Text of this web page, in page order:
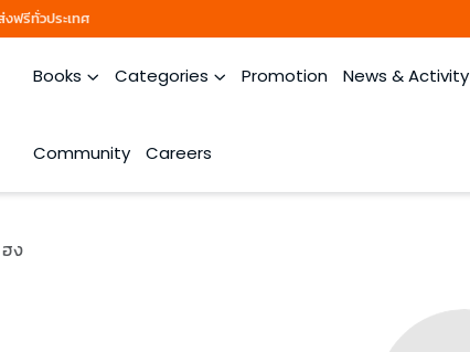
ฟรีทั่วประเทศ
Books Categories Promotion News & Activity
Community Careers
ฮง